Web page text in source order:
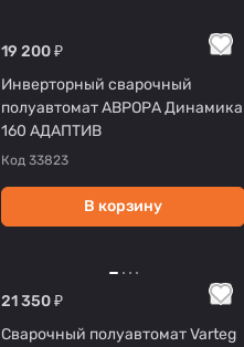
19 200 ₽
Инверторный сварочный
полуавтомат АВРОРА Динамика
160 АДАПТИВ
Код 33823
В корзину
21 350 ₽
Сварочный полуавтомат Varteg